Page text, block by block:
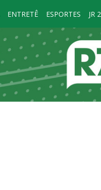
ENTRETÊ ESPORTES JR